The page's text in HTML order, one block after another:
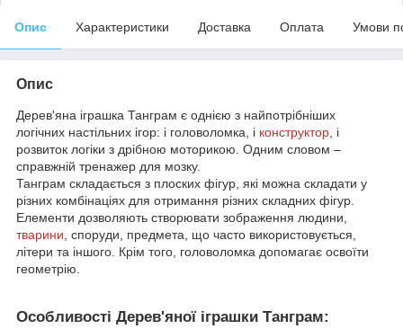
Опис Характеристики Доставка Оплата Умови
Опис
Дерев'яна іграшка Танграм є однією з найпотрібніших
логічних настільних ігор: і головоломка, і конструктор , і
розвиток логіки з дрібною моторикою. Одним словом –
справжній тренажер для мозку.
Танграм складається з плоских фігур, які можна складати у
різних комбінаціях для отримання різних складних фігур.
Елементи дозволяють створювати зображення людини,
тварини , споруди, предмета, що часто використовується,
літери та іншого. Крім того, головоломка допомагає освоїти
геометрію.
Особливості Дерев'яної іграшки Танграм: